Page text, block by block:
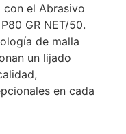
el Abrasivo
GR NET/50.
de malla
un lijado
en cada